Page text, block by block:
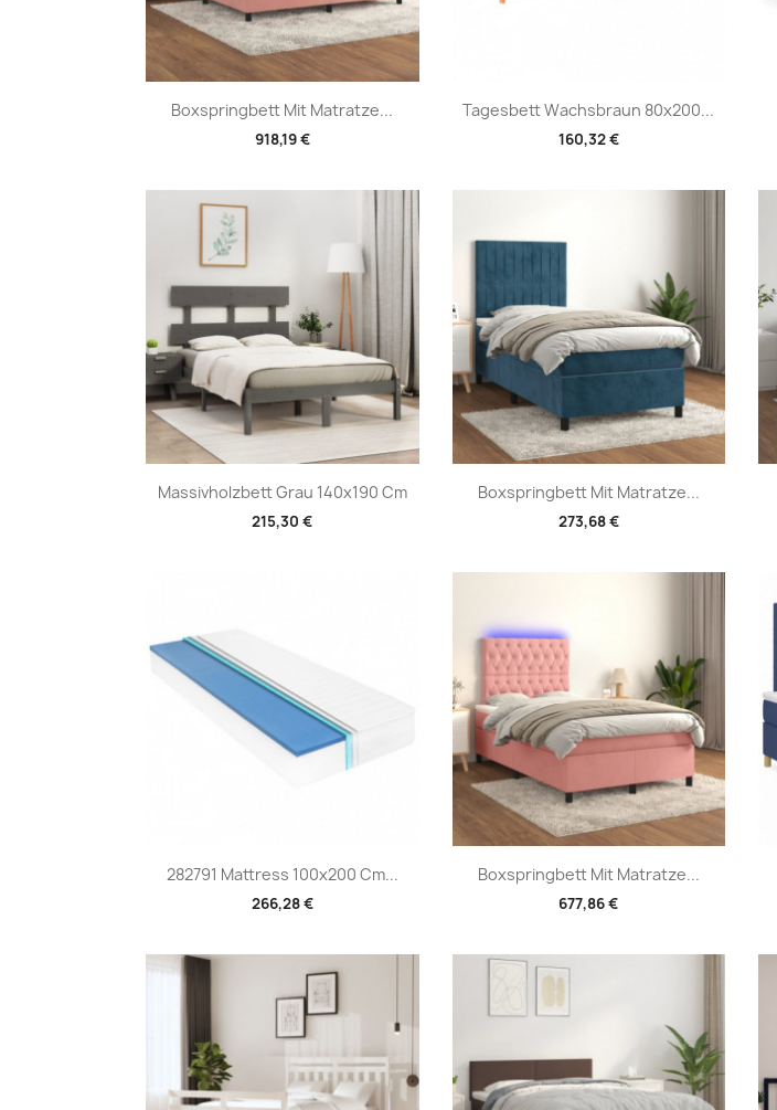
Boxspringbett Mit Matratze...
918,19 €
Vorschau Tagesbett Wachsbraun 80x200...
160,32 €
Vorschau
Massivholzbett Grau 140x190 Cm
215,30 €
Vorschau Boxspringbett Mit Matratze...
273,68 €
Vorschau
282791 Mattress 100x200 Cm...
266,28 €
Vorschau Boxspringbett Mit Matratze...
677,86 €
Vorschau